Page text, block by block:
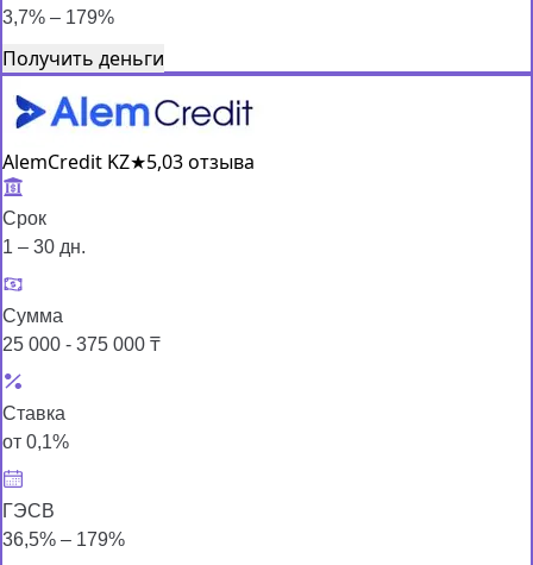
3,7% – 179%
Получить деньги
AlemCredit KZ★5,03 отзыва
Срок
1 – 30 дн.
Сумма
25 000 - 375 000 ₸
Ставка
от 0,1%
ГЭСВ
36,5% – 179%